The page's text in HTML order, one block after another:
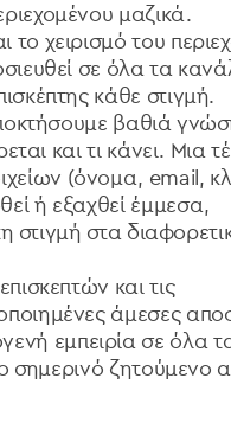
μαζικά.
χειρισμό του
σε όλα τα
κάθε στιγμή.
βαθιά
και τι κάνει. Μια
(όνομα, email,
ή εξαχθεί έμμεσα,
στιγμή στα
και τις
άμεσες
εμπειρία σε όλα
σημερινό ζητούμενο